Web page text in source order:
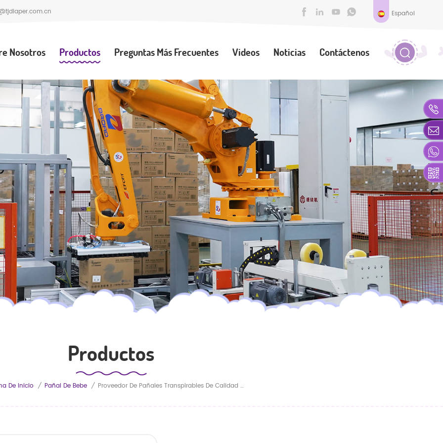
Español
Nosotros Productos Preguntas Más Frecuentes Videos Noticias Contáctenos
Productos
De Inicio / Pañal De Bebe / Proveedor De Pañales Transpirables De Calidad Softcare Para Recién Nacidos, Suaves Y Lisos, Al Por Mayor, En China.